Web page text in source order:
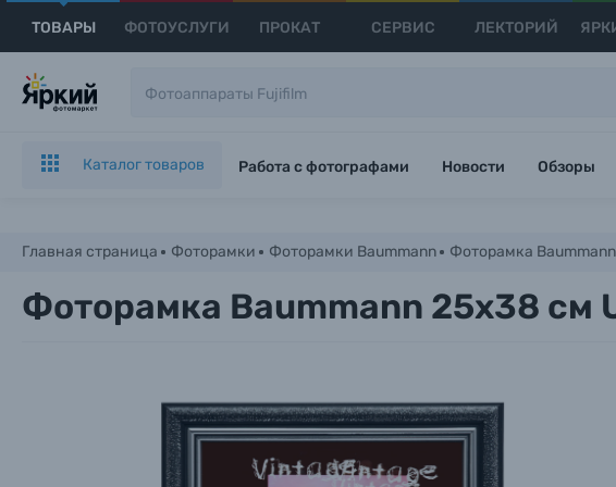
ТОВАРЫ ФОТОУСЛУГИ ПРОКАТ СЕРВИС ЛЕКТОРИЙ
Каталог товаров Работа с фотографами Новости Обзоры
Главная страница Фоторамки Фоторамки Baummann Фоторамка
Фоторамка Baummann 25x38 см